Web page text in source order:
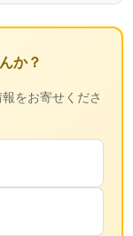
か？
をお寄せくださ